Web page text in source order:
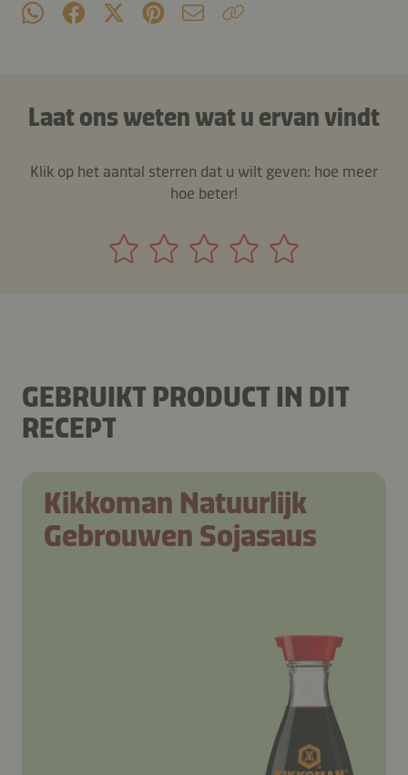
Laat ons weten wat u ervan vindt
Klik op het aantal sterren dat u wilt geven: hoe meer
hoe beter!
GEBRUIKT PRODUCT IN DIT
RECEPT
Kikkoman Natuurlijk
Gebrouwen Sojasaus